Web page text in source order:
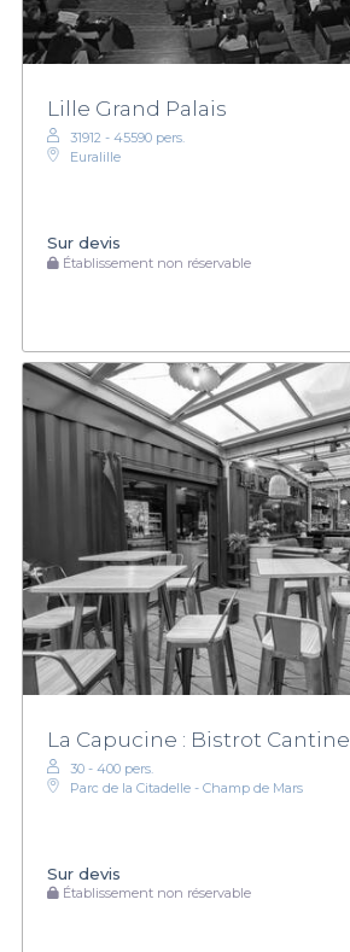
Lille Grand Palais
31912 - 45590 pers.
Euralille
Sur devis
Établissement non réservable
La Capucine : Bistrot Cantine
30 - 400 pers.
Parc de la Citadelle - Champ de Mars
Sur devis
Établissement non réservable